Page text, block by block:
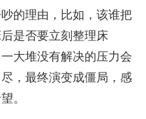
的理由，比如，该谁把
是否要立刻整理床
大堆没有解决的压力会
，最终演变成僵局，感
。